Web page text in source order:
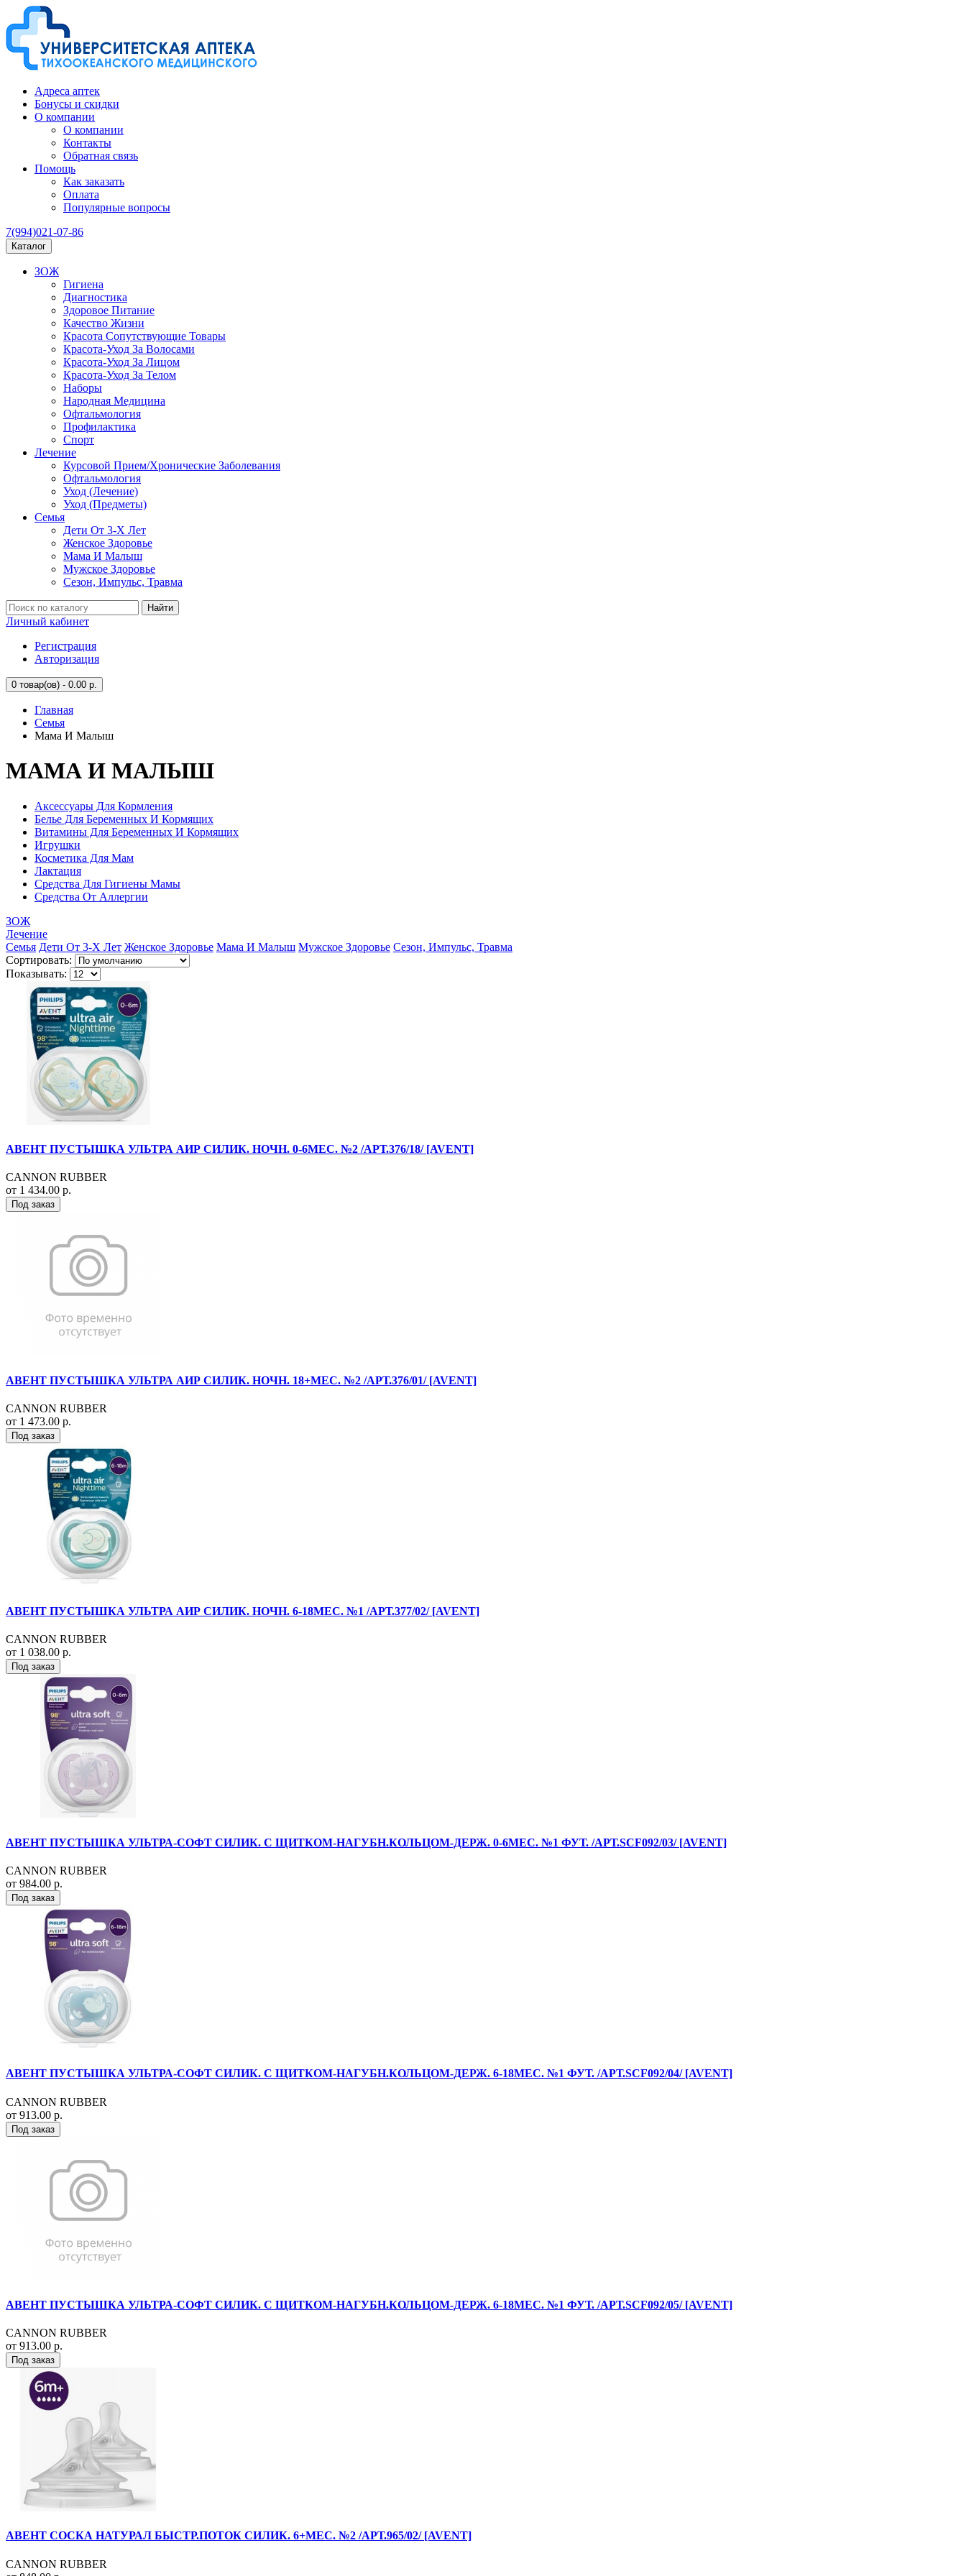
Адреса аптек
Бонусы и скидки
О компании
О компании
Контакты
Обратная связь
Помощь
Как заказать
Оплата
Популярные вопросы
7(994)021-07-86
Каталог
ЗОЖ
Гигиена
Диагностика
Здоровое Питание
Качество Жизни
Красота Сопутствующие Товары
Красота-Уход За Волосами
Красота-Уход За Лицом
Красота-Уход За Телом
Наборы
Народная Медицина
Офтальмология
Профилактика
Спорт
Лечение
Курсовой Прием/Хронические Заболевания
Офтальмология
Уход (Лечение)
Уход (Предметы)
Семья
Дети От 3-Х Лет
Женское Здоровье
Мама И Малыш
Мужское Здоровье
Сезон, Импульс, Травма
Найти
Личный кабинет
Регистрация
Авторизация
0 товар(ов) - 0.00 р.
Главная
Семья
Мама И Малыш
МАМА И МАЛЫШ
Аксессуары Для Кормления
Белье Для Беременных И Кормящих
Витамины Для Беременных И Кормящих
Игрушки
Косметика Для Мам
Лактация
Средства Для Гигиены Мамы
Средства От Аллергии
ЗОЖ
Лечение
Семья Дети От 3-Х Лет Женское Здоровье Мама И Малыш Мужское Здоровье Сезон, Импульс, Травма
Сортировать:
Показывать:
АВЕНТ ПУСТЫШКА УЛЬТРА АИР СИЛИК. НОЧН. 0-6МЕС. №2 /АРТ.376/18/ [AVENT]
CANNON RUBBER
от 1 434.00 р.
Под заказ
АВЕНТ ПУСТЫШКА УЛЬТРА АИР СИЛИК. НОЧН. 18+МЕС. №2 /АРТ.376/01/ [AVENT]
CANNON RUBBER
от 1 473.00 р.
Под заказ
АВЕНТ ПУСТЫШКА УЛЬТРА АИР СИЛИК. НОЧН. 6-18МЕС. №1 /АРТ.377/02/ [AVENT]
CANNON RUBBER
от 1 038.00 р.
Под заказ
АВЕНТ ПУСТЫШКА УЛЬТРА-СОФТ СИЛИК. С ЩИТКОМ-НАГУБН.КОЛЬЦОМ-ДЕРЖ. 0-6МЕС. №1 ФУТ. /АРТ.SCF092/03/ [AVENT]
CANNON RUBBER
от 984.00 р.
Под заказ
АВЕНТ ПУСТЫШКА УЛЬТРА-СОФТ СИЛИК. С ЩИТКОМ-НАГУБН.КОЛЬЦОМ-ДЕРЖ. 6-18МЕС. №1 ФУТ. /АРТ.SCF092/04/ [AVENT]
CANNON RUBBER
от 913.00 р.
Под заказ
АВЕНТ ПУСТЫШКА УЛЬТРА-СОФТ СИЛИК. С ЩИТКОМ-НАГУБН.КОЛЬЦОМ-ДЕРЖ. 6-18МЕС. №1 ФУТ. /АРТ.SCF092/05/ [AVENT]
CANNON RUBBER
от 913.00 р.
Под заказ
АВЕНТ СОСКА НАТУРАЛ БЫСТР.ПОТОК СИЛИК. 6+МЕС. №2 /АРТ.965/02/ [AVENT]
CANNON RUBBER